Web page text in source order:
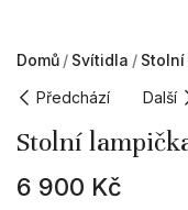
Domů Svítidla
Stolní
Předchází
Další
Stolní
6 900 Kč